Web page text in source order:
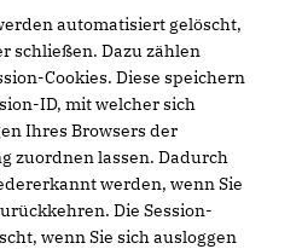
automatisiert gelöscht,
schließen. Dazu zählen
Cookies. Diese speichern
ID, mit welcher sich
Ihres Browsers der
zuordnen lassen. Dadurch
werden, wenn Sie
Die Session-
wenn Sie sich ausloggen